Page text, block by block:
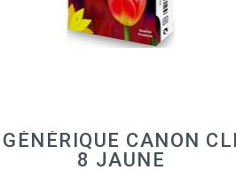
GÉNÉRIQUE CANON CLI
8 JAUNE